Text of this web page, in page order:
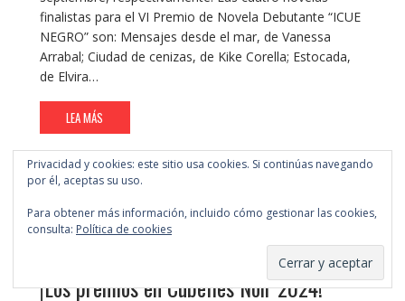
finalistas para el VI Premio de Novela Debutante “ICUE
NEGRO” son: Mensajes desde el mar, de Vanessa
Arrabal; Ciudad de cenizas, de Kike Corella; Estocada,
de Elvira…
LEA MÁS
Novela negra
¡Los premios en Cubelles Noir 2024!
Privacidad y cookies: este sitio usa cookies. Si continúas navegando
por él, aceptas su uso.
Para obtener más información, incluido cómo gestionar las cookies,
consulta: Política de cookies